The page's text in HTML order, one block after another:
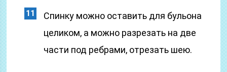
Спинку можно оставить для бульона
целиком, а можно разрезать на две
части под ребрами, отрезать шею.